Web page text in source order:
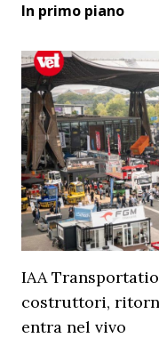
In primo piano
IAA
costruttori,
entra nel vivo